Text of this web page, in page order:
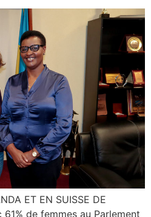
ET EN SUISSE DE
61% de femmes au Parlement